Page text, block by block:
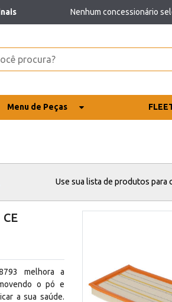
Nenhum concessionário
Menu de Peças
Use sua lista de produtos para
melhora a
o pó e
a sua saúde.